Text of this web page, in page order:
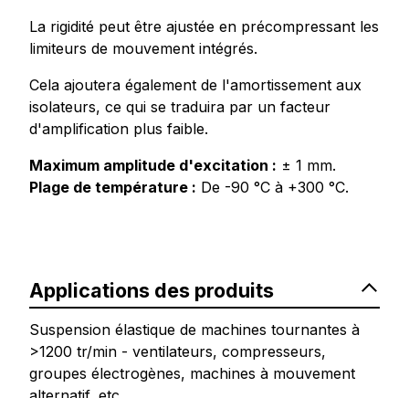
La rigidité peut être ajustée en précompressant les
limiteurs de mouvement intégrés.
Cela ajoutera également de l'amortissement aux
isolateurs, ce qui se traduira par un facteur
d'amplification plus faible.
Maximum amplitude d'excitation : ± 1 mm.
Plage de température : De -90 °C à +300 °C.
Applications des produits
Suspension élastique de machines tournantes à
>1200 tr/min - ventilateurs, compresseurs,
groupes électrogènes, machines à mouvement